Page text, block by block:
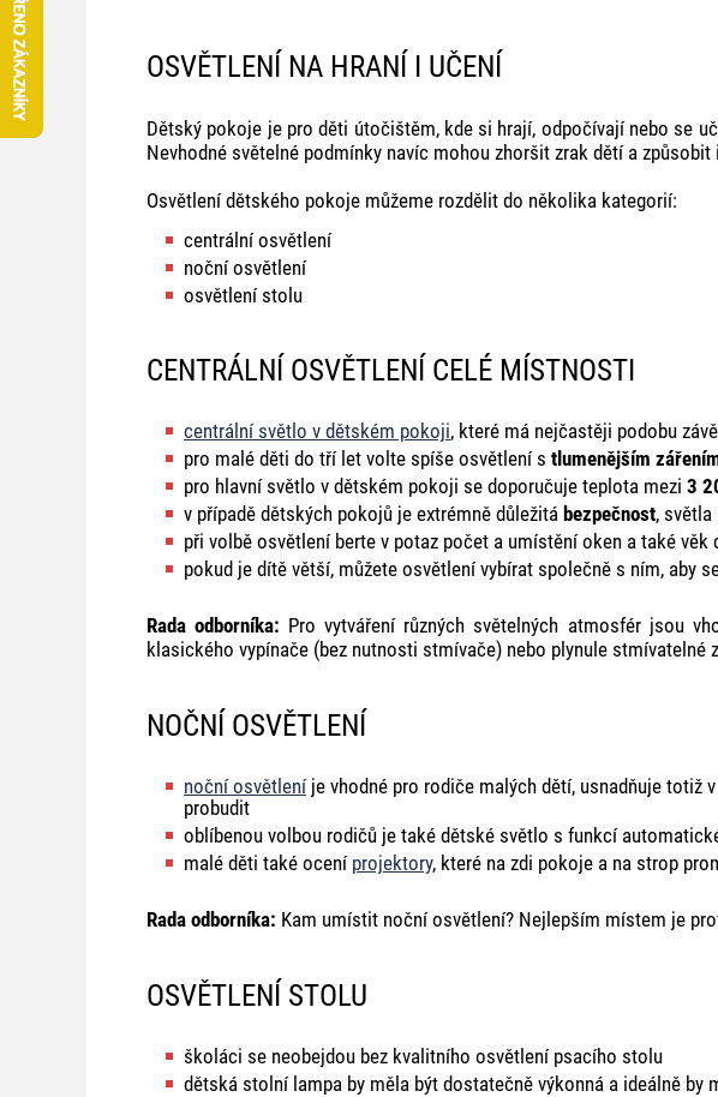
OSVĚTLENÍ NA HRANÍ I UČENÍ
Dětský pokoje je pro děti útočištěm, kde si hrají, odpočívají nebo se
Nevhodné světelné podmínky navíc mohou zhoršit zrak dětí a způsobit
Osvětlení dětského pokoje můžeme rozdělit do několika kategorií:
centrální osvětlení
noční osvětlení
osvětlení stolu
CENTRÁLNÍ OSVĚTLENÍ CELÉ MÍSTNOSTI
centrální světlo v dětském pokoji, které má nejčastěji podobu
pro malé děti do tří let volte spíše osvětlení s tlumenějším
pro hlavní světlo v dětském pokoji se doporučuje teplota mezi 3
v případě dětských pokojů je extrémně důležitá bezpečnost,
při volbě osvětlení berte v potaz počet a umístění oken a také věk
pokud je dítě větší, můžete osvětlení vybírat společně s ním, aby
Rada odborníka: Pro vytváření různých světelných atmosfér jsou
klasického vypínače (bez nutnosti stmívače) nebo plynule
NOČNÍ OSVĚTLENÍ
noční osvětleníje vhodné pro rodiče malých dětí, usnadňuje totiž
probudit
oblíbenou volbou rodičů je také dětské světlo s funkcí
malé děti také ocení projektory, které na zdi pokoje a na strop
Rada odborníka: Kam umístit noční osvětlení? Nejlepším místem je
OSVĚTLENÍ STOLU
školáci se neobejdou bez kvalitního osvětlení psacího stolu
dětská stolní lampa by měla být dostatečně výkonná a ideálně by